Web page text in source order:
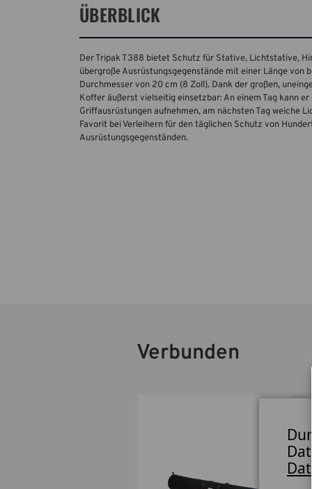
ÜBERBLICK
Der Tripak T388 bietet Schutz für Stative, Lichtstative,
übergroße Ausrüstungsgegenstände mit einer Länge von
Durchmesser von 20 cm (8 Zoll). Dank der großen,
Koffer äußerst vielseitig einsetzbar: An einem Tag kann
Griffausrüstungen aufnehmen, am nächsten Tag weiche
Favorit bei Verleihern für den täglichen Schutz von
Ausrüstungsgegenständen.
Verbunden